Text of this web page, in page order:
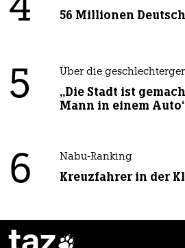
4 56 Millionen
5 Über die
„Die Stadt ist
Mann in einem
6 Nabu-Ranking
Kreuzfahrer in der